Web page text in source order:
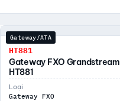
Gateway/ATA
HT881
Gateway FXO Grandstream
HT881
Loại
Gateway FXO